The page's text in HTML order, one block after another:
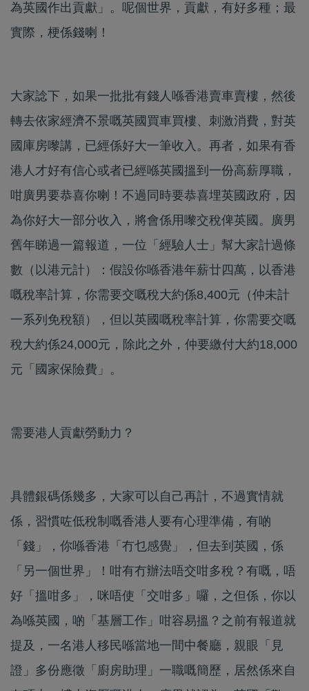
為英國作出貢獻」。呢個世界，貢獻，有好多種；最
實際，梗係錢喇！
大家諗下，如果一批批有錢人喺香港賣車賣樓，然後
轉去依家經濟不景嘅英國買車買樓、刺激消費，對英
國庫房嚟講，已經係好大一筆收入。再者，如果有香
港人才好有信心或者已經喺英國搵到一份高薪厚職，
咁廣男要恭喜你喇！不過同時要恭喜埋英國政府，因
為你好大一部分收入，將會係用嚟交稅俾英國。廣男
舊年睇過一篇報道，一位「經驗人士」幫大家計過條
數（以港元計）：假設你喺香港年薪廿四萬，以香港
嘅稅率計算，你需要交嘅稅大約係8,400元（仲未計
一系列免稅額），但以英國嘅稅率計算，你需要交嘅
稅大約係24,000元，除此之外，仲要繳付大約18,000
元「國家保險費」。
需要港人貢獻勞動力？
具體銀碼係幾多，大家可以自己再計，不過實情就
係，習慣咗低稅制嘅香港人要有心理準備，有啲
「錢」，你喺香港「冇乜感覺」，但去到英國，係
「另一個世界」！咁有冇辦法唔交咁多稅？有嘅，唔
好「搵咁多」，咪唔使「交咁多」囉，之但係，你以
為喺英國，啲「基層工作」咁容易搵？之前有報道就
提及，一名港人移民喺當地一間中餐廳，親眼「見
證」多份應徵「廚房助理」一職嘅簡歷，居然係來自